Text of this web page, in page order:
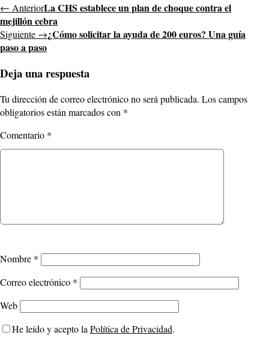
← AnteriorLa CHS establece un plan de choque contra el
mejillón cebra
Siguiente →¿Cómo solicitar la ayuda de 200 euros? Una guía
paso a paso
Deja una respuesta
Tu dirección de correo electrónico no será publicada. Los campos
obligatorios están marcados con *
Comentario *
Nombre *
Correo electrónico *
Web
He leído y acepto la Política de Privacidad.